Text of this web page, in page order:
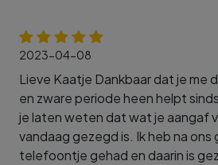
2023-04-08
Lieve Kaatje Dankbaar dat je me
en zware periode heen helpt
je laten weten dat wat je aangaf
vandaag gezegd is. Ik heb na ons
telefoontje gehad en daarin is